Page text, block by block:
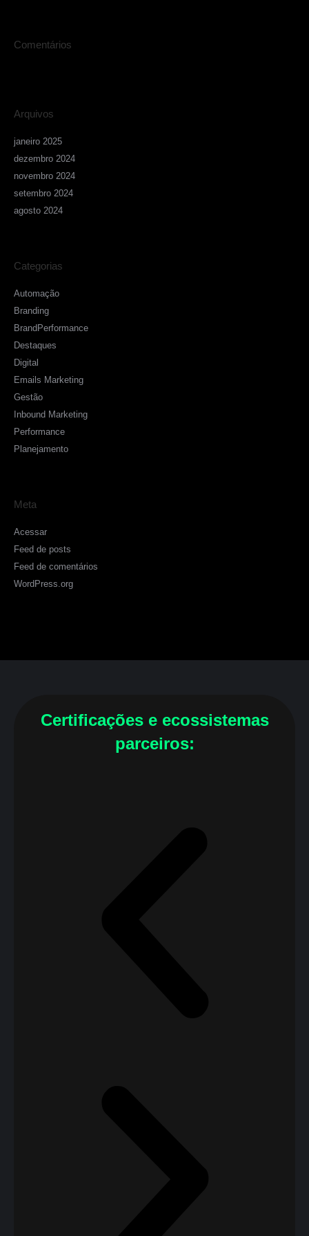
Comentários
Arquivos
janeiro 2025
dezembro 2024
novembro 2024
setembro 2024
agosto 2024
Categorias
Automação
Branding
BrandPerformance
Destaques
Digital
Emails Marketing
Gestão
Inbound Marketing
Performance
Planejamento
Meta
Acessar
Feed de posts
Feed de comentários
WordPress.org
Certificações e ecossistemas
parceiros: